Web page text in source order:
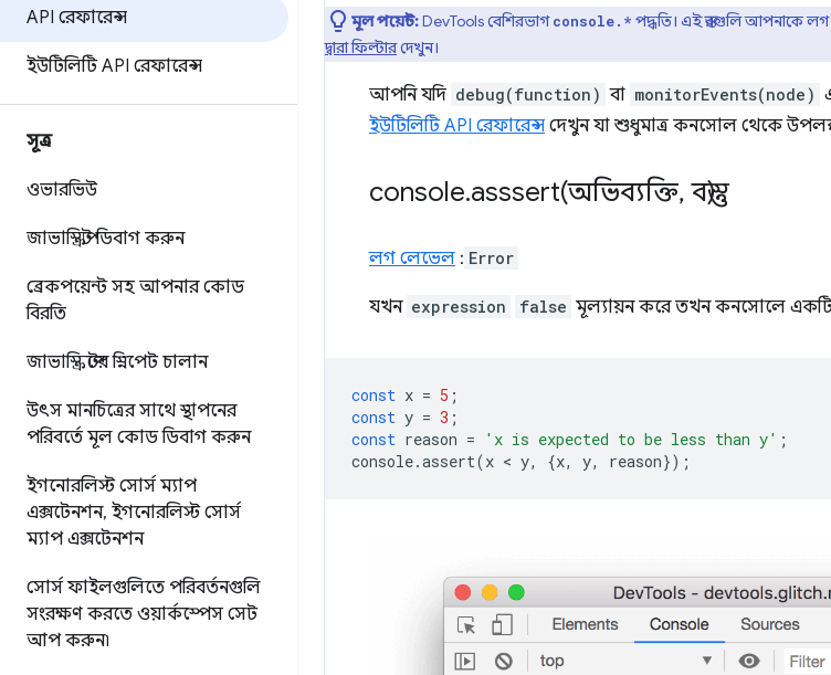
API রেফারেন্স
ইউটিলিটি API রেফারেন্স
সূত্র
ওভারভিউ
জাভাস্ক্রিপ্ট ডিবাগ করুন
ব্রেকপয়েন্ট সহ আপনার কোড
বিরতি
জাভাস্ক্রিপ্টের স্নিপেট চালান
উৎস মানচিত্রের সাথে স্থাপনের
পরিবর্তে মূল কোড ডিবাগ করুন
ইগনোরলিস্ট সোর্স ম্যাপ
এক্সটেনশন, ইগনোরলিস্ট সোর্স
ম্যাপ এক্সটেনশন
সোর্স ফাইলগুলিতে পরিবর্তনগুলি
সংরক্ষণ করতে ওয়ার্কস্পেস সেট
আপ করুন৷
মূল পয়েন্ট:DevTools বেশিরভাগconsole.* পদ্ধতি। এই স্তরগুলি আপনাকে
দ্বারা ফিল্টারদেখুন।
আপনি যদি debug(function) বা monitorEvents(node)
ইউটিলিটি API রেফারেন্স দেখুন যা শুধুমাত্র কনসোল থেকে
console.asssert(অভিব্যক্তি, বস্তু)
লগ লেভেল : Error
যখন expression false মূল্যায়ন করে তখন কনসোলে
const x = 5 ;
const y = 3 ;
const reason = 'x is expected to be less than y' ;
console.assert(x < y, {x, y, reason});